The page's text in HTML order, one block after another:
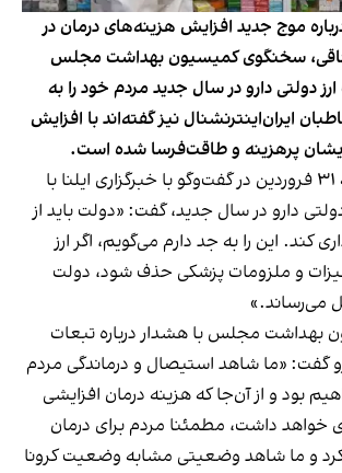
موج جدید افزایش هزینه‌های درمان در
سخنگوی کمیسیون بهداشت مجلس
دولتی دارو در سال جدید مردم خود را به
ایران‌اینترنشنال نیز گفته‌اند با افزایش
پرهزینه و طاقت‌فرسا شده است.
اسحاقی، یک‌شنبه ۳۱ فروردین در گفت‌و‌گو با خبرگزاری ایلنا با
دارو در سال جدید، گفت: «دولت باید از
کند. این را به جد دارم می‌گویم، اگر ارز
و ملزومات پزشکی حذف شود، دولت
می‌رساند.»
مجلس با هشدار درباره تبعات
گفت: «ما شاهد استیصال و درماندگی مردم
بود و از آن‌جا که هزینه درمان افزایشی
تا ۳۰ برابری خواهد داشت، مطمئنا مردم برای درمان
و ما شاهد وضعیتی مشابه وضعیت کرونا